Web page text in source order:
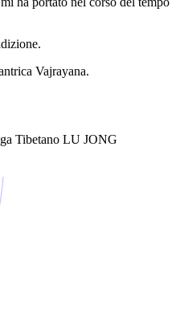
Vajrayana.
Tibetano LU JONG